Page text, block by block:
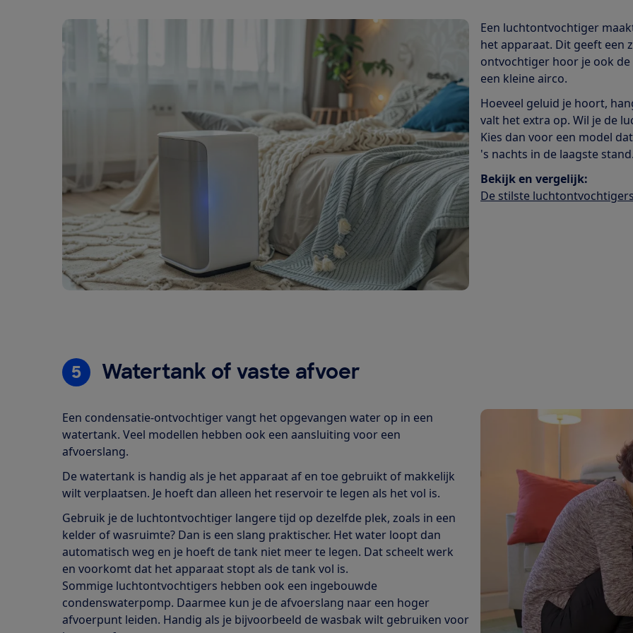
Een luchtontvochtiger
het apparaat. Dit geeft een
ontvochtiger hoor je ook
een kleine airco.
Hoeveel geluid je hoort,
valt het extra op. Wil je de
Kies dan voor een model
's nachts in de laagste
Bekijk en vergelijk:
De stilste
5 Watertank of vaste afvoer
Een condensatie-ontvochtiger vangt het opgevangen water op in een
watertank. Veel modellen hebben ook een aansluiting voor een
afvoerslang.
De watertank is handig als je het apparaat af en toe gebruikt of makkelijk
wilt verplaatsen. Je hoeft dan alleen het reservoir te legen als het vol is.
Gebruik je de luchtontvochtiger langere tijd op dezelfde plek, zoals in een
kelder of wasruimte? Dan is een slang praktischer. Het water loopt dan
automatisch weg en je hoeft de tank niet meer te legen. Dat scheelt werk
en voorkomt dat het apparaat stopt als de tank vol is.
Sommige luchtontvochtigers hebben ook een ingebouwde
condenswaterpomp. Daarmee kun je de afvoerslang naar een hoger
afvoerpunt leiden. Handig als je bijvoorbeeld de wasbak wilt gebruiken voor